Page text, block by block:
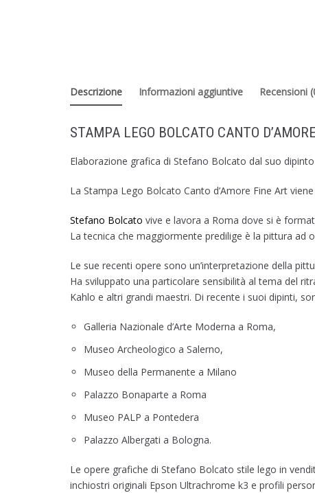
Descrizione Informazioni aggiuntive Recensioni
STAMPA LEGO BOLCATO CANTO D’AMORE
Elaborazione grafica di Stefano Bolcato dal suo
La Stampa Lego Bolcato Canto d’Amore Fine Art
Stefano Bolcato vive e lavora a Roma dove si è
La tecnica che maggiormente predilige è la pittura
Le sue recenti opere sono un’interpretazione della
Ha sviluppato una particolare sensibilità al tema del
Kahlo e altri grandi maestri. Di recente i suoi dipinti,
Galleria Nazionale d’Arte Moderna a Roma,
Museo Archeologico a Salerno,
Museo della Permanente a Milano
Palazzo Bonaparte a Roma
Museo PALP a Pontedera
Palazzo Albergati a Bologna.
Le opere grafiche di Stefano Bolcato stile lego in
inchiostri originali Epson Ultrachrome k3 e profili